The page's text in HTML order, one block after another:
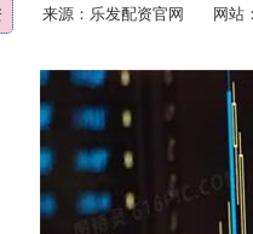
来源：乐发配资官网 网站